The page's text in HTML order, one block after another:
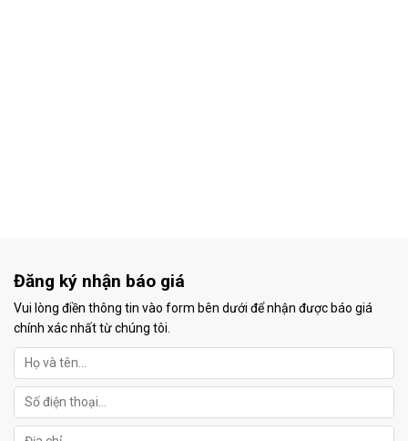
Đăng ký nhận báo giá
Vui lòng điền thông tin vào form bên dưới để nhận được báo giá
chính xác nhất từ chúng tôi.